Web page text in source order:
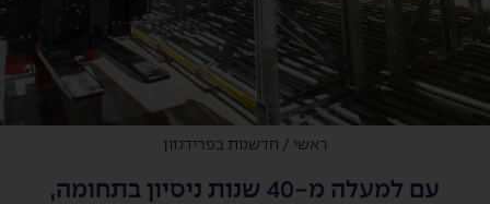
ראשי / חדשנות בפרידנזון
עם למעלה מ-40 שנות ניסיון בתחומה,